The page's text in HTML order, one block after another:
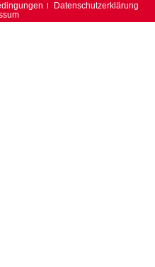
Datenschutzerklärung